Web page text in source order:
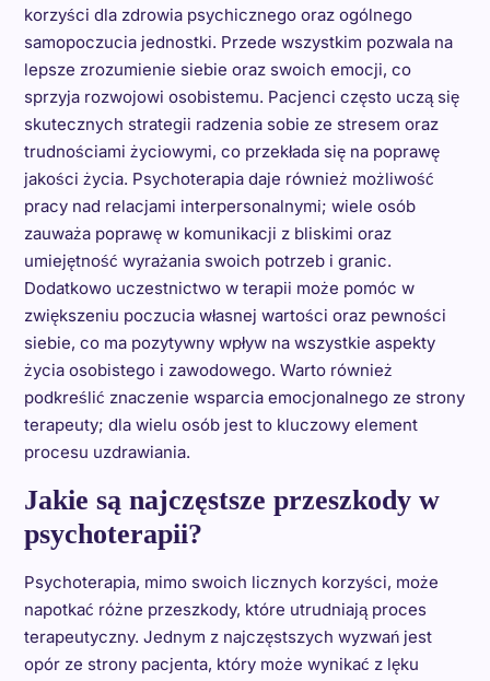
korzyści dla zdrowia psychicznego oraz ogólnego
samopoczucia jednostki. Przede wszystkim pozwala na
lepsze zrozumienie siebie oraz swoich emocji, co
sprzyja rozwojowi osobistemu. Pacjenci często uczą się
skutecznych strategii radzenia sobie ze stresem oraz
trudnościami życiowymi, co przekłada się na poprawę
jakości życia. Psychoterapia daje również możliwość
pracy nad relacjami interpersonalnymi; wiele osób
zauważa poprawę w komunikacji z bliskimi oraz
umiejętność wyrażania swoich potrzeb i granic.
Dodatkowo uczestnictwo w terapii może pomóc w
zwiększeniu poczucia własnej wartości oraz pewności
siebie, co ma pozytywny wpływ na wszystkie aspekty
życia osobistego i zawodowego. Warto również
podkreślić znaczenie wsparcia emocjonalnego ze strony
terapeuty; dla wielu osób jest to kluczowy element
procesu uzdrawiania.
Jakie są najczęstsze przeszkody w
psychoterapii?
Psychoterapia, mimo swoich licznych korzyści, może
napotkać różne przeszkody, które utrudniają proces
terapeutyczny. Jednym z najczęstszych wyzwań jest
opór ze strony pacjenta, który może wynikać z lęku